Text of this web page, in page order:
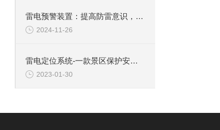
雷电预警装置：提高防雷意识，减少伤亡事故的雷电定位仪器
2024-11-26
雷电定位系统-一款景区保护安全的雷电预警监测系统#2023已更新
2023-01-30